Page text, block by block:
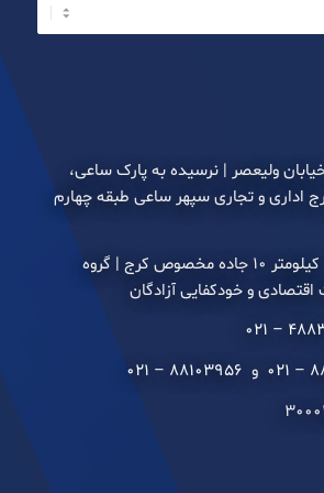
ولیعصر | نرسیده به پارک ساعی،
اداری و تجاری سپهر ساعی طبقه چهارم
تهران | کیلومتر ۱۰ جاده مخصوص کرج | گروه
و خودکفایی آزادگان
و